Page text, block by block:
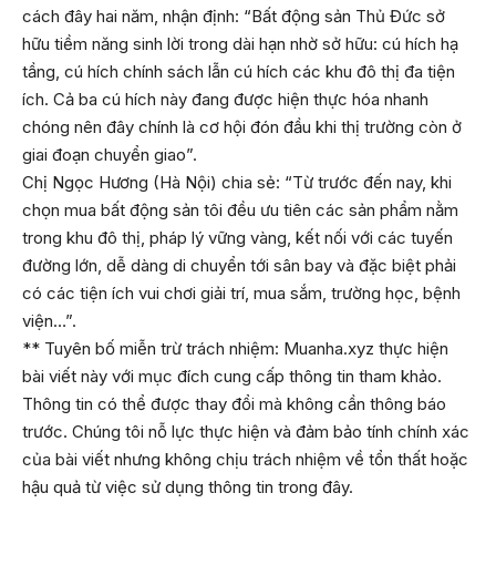
cách đây hai năm, nhận định: “Bất động sản Thủ Đức sở
hữu tiềm năng sinh lời trong dài hạn nhờ sở hữu: cú hích hạ
tầng, cú hích chính sách lẫn cú hích các khu đô thị đa tiện
ích. Cả ba cú hích này đang được hiện thực hóa nhanh
chóng nên đây chính là cơ hội đón đầu khi thị trường còn ở
giai đoạn chuyển giao”.
Chị Ngọc Hương (Hà Nội) chia sẻ: “Từ trước đến nay, khi
chọn mua bất động sản tôi đều ưu tiên các sản phẩm nằm
trong khu đô thị, pháp lý vững vàng, kết nối với các tuyến
đường lớn, dễ dàng di chuyển tới sân bay và đặc biệt phải
có các tiện ích vui chơi giải trí, mua sắm, trường học, bệnh
viện…”.
** Tuyên bố miễn trừ trách nhiệm: Muanha.xyz thực hiện
bài viết này với mục đích cung cấp thông tin tham khảo.
Thông tin có thể được thay đổi mà không cần thông báo
trước. Chúng tôi nỗ lực thực hiện và đảm bảo tính chính xác
của bài viết nhưng không chịu trách nhiệm về tổn thất hoặc
hậu quả từ việc sử dụng thông tin trong đây.